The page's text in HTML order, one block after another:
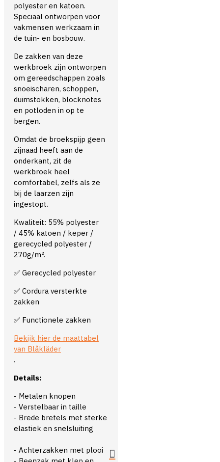
polyester en katoen.
Speciaal ontworpen voor
vakmensen werkzaam in
de tuin- en bosbouw.
De zakken van deze
werkbroek zijn ontworpen
om gereedschappen zoals
snoeischaren, schoppen,
duimstokken, blocknotes
en potloden in op te
bergen.
Omdat de broekspijp geen
zijnaad heeft aan de
onderkant, zit de
werkbroek heel
comfortabel, zelfs als ze
bij de laarzen zijn
ingestopt.
Kwaliteit: 55% polyester
/ 45% katoen / keper /
gerecycled polyester /
270g/m².
✅ Gerecycled polyester
✅ Cordura versterkte
zakken
✅ Functionele zakken
Bekijk hier de maattabel
van Blåkläder
.
Details:
- Metalen knopen
- Verstelbaar in taille
- Brede bretels met sterke
elastiek en snelsluiting
- Achterzakken met plooi